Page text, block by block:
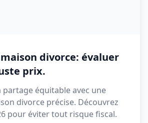
divorce: évaluer
prix.
partage équitable avec une
divorce précise. Découvrez
pour éviter tout risque fiscal.